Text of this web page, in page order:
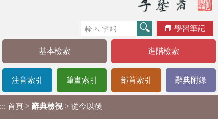
學習筆記
基本檢索 進階檢索
注音索引 筆畫索引 部首索引 辭典附錄
::: 首頁 > 辭典檢視 > 從今以後